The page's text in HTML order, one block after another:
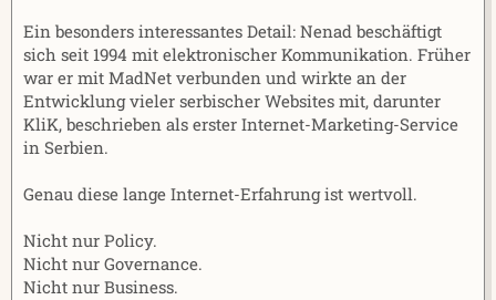
Ein besonders interessantes Detail: Nenad beschäftigt
sich seit 1994 mit elektronischer Kommunikation. Früher
war er mit MadNet verbunden und wirkte an der
Entwicklung vieler serbischer Websites mit, darunter
KliK, beschrieben als erster Internet-Marketing-Service
in Serbien.
Genau diese lange Internet-Erfahrung ist wertvoll.
Nicht nur Policy.
Nicht nur Governance.
Nicht nur Business.